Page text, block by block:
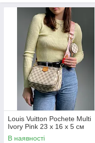
Louis Vuitton Pochete Multi
Ivory Pink 23 х 16 х 5 см
В наявності